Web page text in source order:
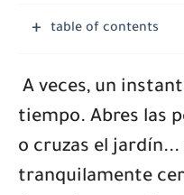
table of contents
A veces, un
tiempo. Abres las
o cruzas el jardín...
tranquilamente